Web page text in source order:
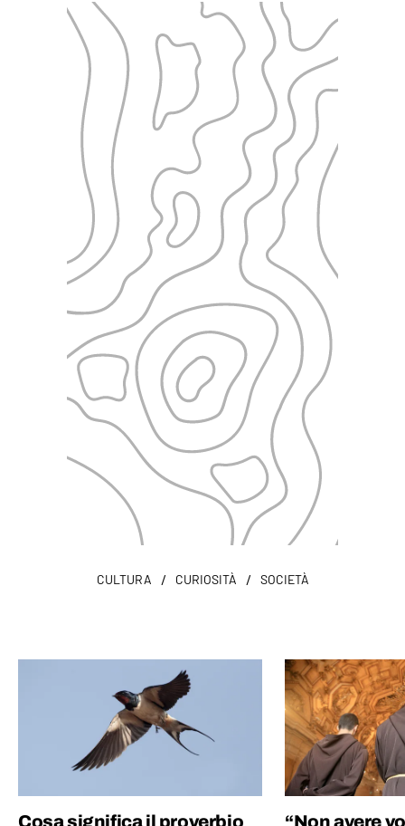
CULTURA / CURIOSITÀ / SOCIETÀ
Cosa significa il proverbio
“Non avere